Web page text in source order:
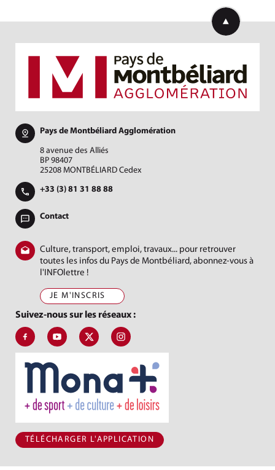
Retourner en
Pays de Montbéliard Agglomération
8 avenue des Alliés
BP 98407
25208 MONTBÉLIARD Cedex
+33 (3) 81 31 88 88
Contact
Culture, transport, emploi, travaux... pour retrouver
toutes les infos du Pays de Montbéliard, abonnez-vous à
l'INFOlettre !
JE M'INSCRIS
Suivez-nous sur les réseaux :
Suivez-nous sur Facebook, J'aime le Pays de Montbéliard
Suivez-nous sur Youtube, Pays de Montbéliard
Suivez-nous sur X, Pays de Montbéliard
Suivez-nous sur Instagram, Pays de
TÉLÉCHARGER L'APPLICATION